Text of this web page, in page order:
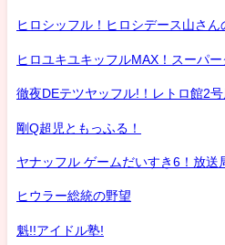
ヒロシッフル！ヒロシデース山さん
ヒロユキユキッフルMAX！スーパー
徹夜DEテツヤッフル!！レトロ館2号
剛Q超児ともっふる！
ヤナッフル ゲームだいすき6！放送
ヒウラー総統の野望
魁!!アイドル塾!